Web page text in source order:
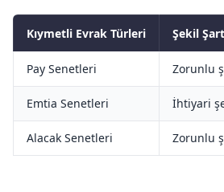
Kıymetli Evrak Türleri Şekil
Pay Senetleri Zorunlu
Emtia Senetleri İhtiyari
Alacak Senetleri Zorunlu